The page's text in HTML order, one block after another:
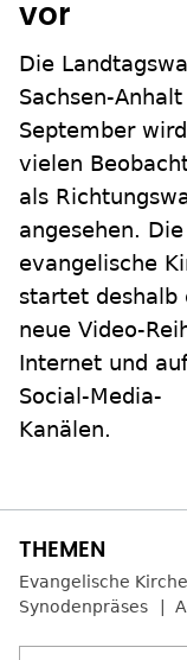
vor
Die
Sachsen-
September
vielen
als
angesehen. Die
evangelische
startet deshalb
neue Video-
Internet und auf
Social-Media-
Kanälen.
Evangelische
Synodenpräses